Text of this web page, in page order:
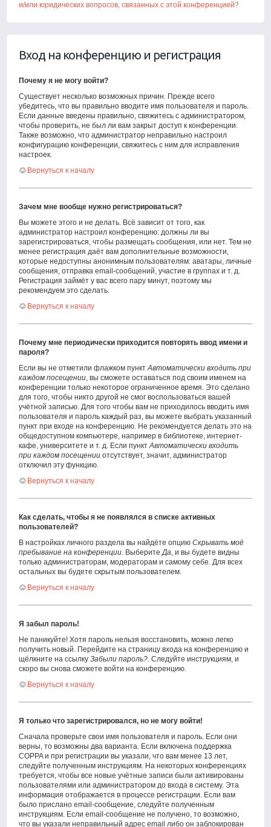
и/или юридических вопросов, связанных с этой конференцией?
Вход на конференцию и регистрация
Почему я не могу войти?
Существует несколько возможных причин. Прежде всего
убедитесь, что вы правильно вводите имя пользователя и пароль.
Если данные введены правильно, свяжитесь с администратором,
чтобы проверить, не был ли вам закрыт доступ к конференции.
Также возможно, что администратор неправильно настроил
конфигурацию конференции, свяжитесь с ним для исправления
настроек.
Вернуться к началу
Зачем мне вообще нужно регистрироваться?
Вы можете этого и не делать. Всё зависит от того, как
администратор настроил конференцию: должны ли вы
зарегистрироваться, чтобы размещать сообщения, или нет. Тем не
менее регистрация даёт вам дополнительные возможности,
которые недоступны анонимным пользователям: аватары, личные
сообщения, отправка email-сообщений, участие в группах и т. д.
Регистрация займёт у вас всего пару минут, поэтому мы
рекомендуем это сделать.
Вернуться к началу
Почему мне периодически приходится повторять ввод имени и
пароля?
Если вы не отметили флажком пунктАвтоматически входить при
каждом посещении, вы сможете оставаться под своим именем на
конференции только некоторое ограниченное время. Это сделано
для того, чтобы никто другой не смог воспользоваться вашей
учётной записью. Для того чтобы вам не приходилось вводить имя
пользователя и пароль каждый раз, вы можете выбрать указанный
пункт при входе на конференцию. Не рекомендуется делать это на
общедоступном компьютере, например в библиотеке, интернет-
кафе, университете и т. д. Если пунктАвтоматически входить
при каждом посещении отсутствует, значит, администратор
отключил эту функцию.
Вернуться к началу
Как сделать, чтобы я не появлялся в списке активных
пользователей?
В настройках личного раздела вы найдёте опциюСкрывать моё
пребывание на конференции. ВыберитеДа, и вы будете видны
только администраторам, модераторам и самому себе. Для всех
остальных вы будете скрытым пользователем.
Вернуться к началу
Я забыл пароль!
Не паникуйте! Хотя пароль нельзя восстановить, можно легко
получить новый. Перейдите на страницу входа на конференцию и
щёлкните на ссылкуЗабыли пароль?. Следуйте инструкциям, и
скоро вы снова сможете войти на конференцию.
Вернуться к началу
Я только что зарегистрировался, но не могу войти!
Сначала проверьте свои имя пользователя и пароль. Если они
верны, то возможны два варианта. Если включена поддержка
COPPA и при регистрации вы указали, что вам менее 13 лет,
следуйте полученным инструкциям. На некоторых конференциях
требуется, чтобы все новые учётные записи были активированы
пользователями или администратором до входа в систему. Эта
информация отображается в процессе регистрации. Если вам
было прислано email-сообщение, следуйте полученным
инструкциям. Если email-сообщение не получено, то возможно,
что вы указали неправильный адрес email либо он заблокирован